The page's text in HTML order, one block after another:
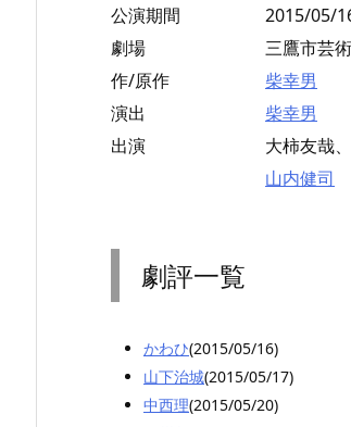
公演期間
2015/05/
劇場
三鷹市芸
作/原作
柴幸男
演出
柴幸男
出演
大柿友哉
山内健司
劇評一覧
かわひ(2015/05/16)
山下治城(2015/05/17)
中西理(2015/05/20)